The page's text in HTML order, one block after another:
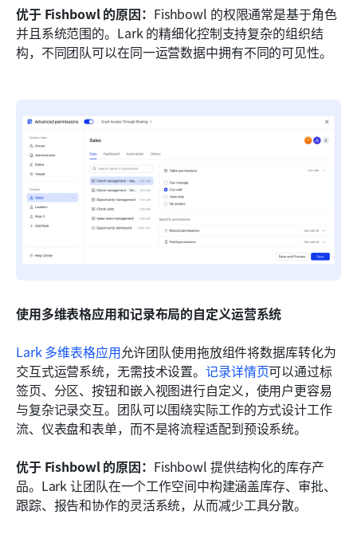
优于 Fishbowl 的原因： Fishbowl 的权限通常是基于角色
并且系统范围的。Lark 的精细化控制支持复杂的组织结
构，不同团队可以在同一运营数据中拥有不同的可见性。
使用多维表格应用和记录布局的自定义运营系统
Lark 多维表格应用允许团队使用拖放组件将数据库转化为
交互式运营系统，无需技术设置。记录详情页可以通过标
签页、分区、按钮和嵌入视图进行自定义，使用户更容易
与复杂记录交互。团队可以围绕实际工作的方式设计工作
流、仪表盘和表单，而不是将流程适配到预设系统。
优于 Fishbowl 的原因： Fishbowl 提供结构化的库存产
品。Lark 让团队在一个工作空间中构建涵盖库存、审批、
跟踪、报告和协作的灵活系统，从而减少工具分散。